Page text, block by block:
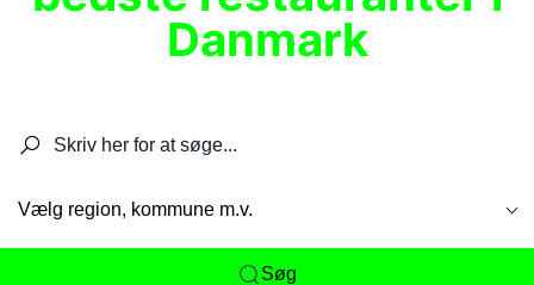
Danmark
Vælg region, kommune m.v.
Søg